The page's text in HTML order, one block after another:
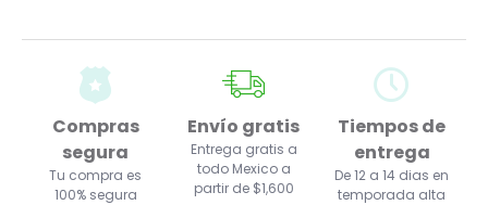
Compras
segura
Tu compra es
100% segura
Envío gratis
Entrega gratis a
todo Mexico a
partir de $1,600
Tiempos de
entrega
De 12 a 14 dias en
temporada alta